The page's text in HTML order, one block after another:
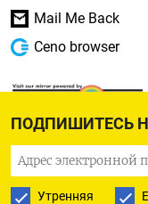
ПОДПИШИТЕСЬ
Утренняя
Mail Me Back
Ceno browser